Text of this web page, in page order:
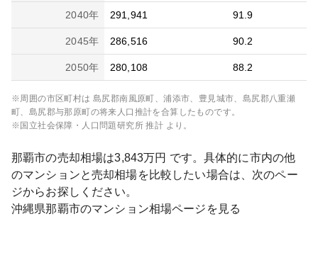
2040年 291,941 91.9
2045年 286,516 90.2
2050年 280,108 88.2
※周囲の市区町村は 島尻郡南風原町、浦添市、豊見城市、島尻郡八重瀬
町、島尻郡与那原町の将来人口推計を合算したものです。
※国立社会保障・人口問題研究所 推計 より。
那覇市の売却相場は3,843万円 です。具体的に市内の他
のマンションと売却相場を比較したい場合は、次のペー
ジからお探しください。
沖縄県那覇市のマンション相場ページを見る